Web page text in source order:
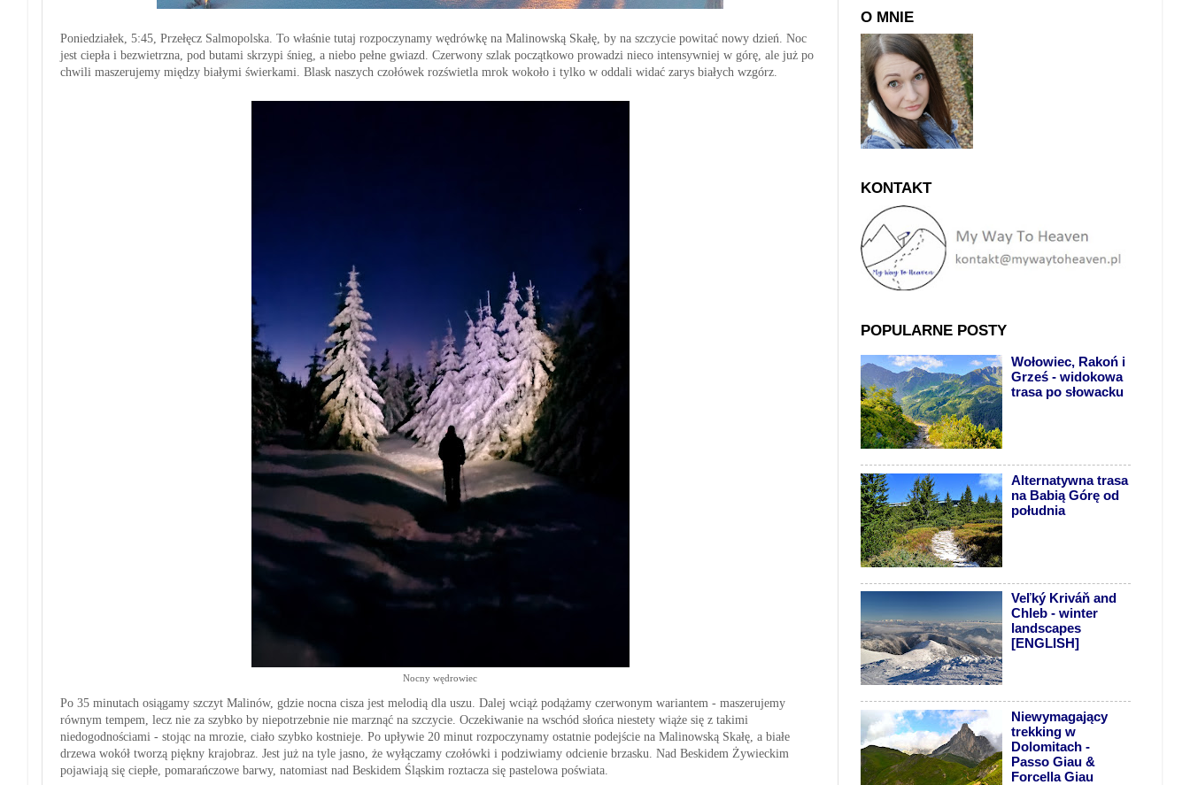
Poniedziałek, 5:45, Przełęcz Salmopolska. To właśnie tutaj rozpoczynamy wędrówkę na Malinowską Skałę, by na szczycie powitać nowy dzień. Noc
jest ciepła i bezwietrzna, pod butami skrzypi śnieg, a niebo pełne gwiazd. Czerwony szlak początkowo prowadzi nieco intensywniej w górę, ale już po
chwili maszerujemy między białymi świerkami. Blask naszych czołówek rozświetla mrok wokoło i tylko w oddali widać zarys białych wzgórz.
Nocny wędrowiec
Po 35 minutach osiągamy szczyt Malinów, gdzie nocna cisza jest melodią dla uszu. Dalej wciąż podążamy czerwonym wariantem - maszerujemy
równym tempem, lecz nie za szybko by niepotrzebnie nie marznąć na szczycie. Oczekiwanie na wschód słońca niestety wiąże się z takimi
niedogodnościami - stojąc na mrozie, ciało szybko kostnieje. Po upływie 20 minut rozpoczynamy ostatnie podejście na Malinowską Skałę, a białe
drzewa wokół tworzą piękny krajobraz. Jest już na tyle jasno, że wyłączamy czołówki i podziwiamy odcienie brzasku. Nad Beskidem Żywieckim
pojawiają się ciepłe, pomarańczowe barwy, natomiast nad Beskidem Śląskim roztacza się pastelowa poświata.
O MNIE
KONTAKT
POPULARNE POSTY
Wołowiec, Rakoń i
Grześ - widokowa
trasa po słowacku
Alternatywna trasa
na Babią Górę od
południa
Veľký Kriváň and
Chleb - winter
landscapes
[ENGLISH]
Niewymagający
trekking w
Dolomitach -
Passo Giau &
Forcella Giau